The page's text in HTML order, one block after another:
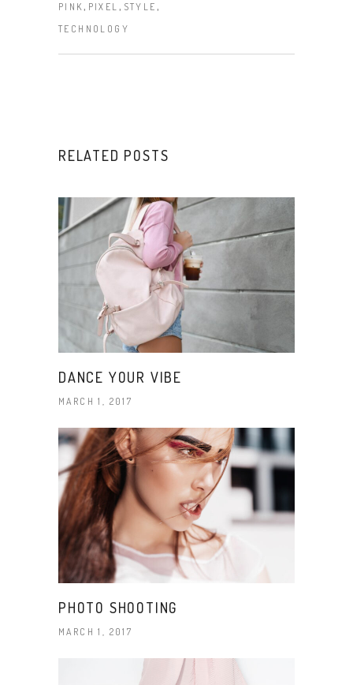
PINK , PIXEL , STYLE ,
TECHNOLOGY
RELATED POSTS
DANCE YOUR VIBE
MARCH 1, 2017
PHOTO SHOOTING
MARCH 1, 2017